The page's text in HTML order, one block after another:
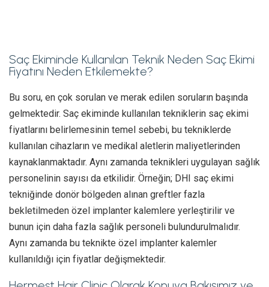
Saç Ekiminde Kullanılan Teknik Neden Saç Ekimi
Fiyatını Neden Etkilemekte?
Bu soru, en çok sorulan ve merak edilen soruların başında
gelmektedir. Saç ekiminde kullanılan tekniklerin saç ekimi
fiyatlarını belirlemesinin temel sebebi, bu tekniklerde
kullanılan cihazların ve medikal aletlerin maliyetlerinden
kaynaklanmaktadır. Aynı zamanda teknikleri uygulayan sağlık
personelinin sayısı da etkilidir. Örneğin; DHI saç ekimi
tekniğinde donör bölgeden alınan greftler fazla
bekletilmeden özel implanter kalemlere yerleştirilir ve
bunun için daha fazla sağlık personeli bulundurulmalıdır.
Aynı zamanda bu teknikte özel implanter kalemler
kullanıldığı için fiyatlar değişmektedir.